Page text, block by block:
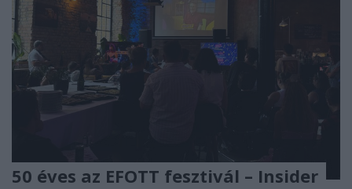
50 éves az EFOTT fesztivál – Insider